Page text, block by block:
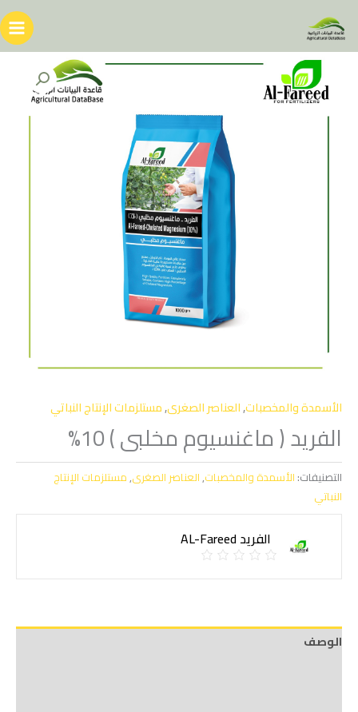
المحتوى
الأسمدة والمخصبات,العناصر الصغرى,مستلزمات الإنتاج النباتي
الفريد ( ماغنسيوم مخلبى ) 10%
التصنيفات: الأسمدة والمخصبات,العناصر الصغرى,مستلزمات الإنتاج
النباتي
الفريد AL-Fareed
الوصف